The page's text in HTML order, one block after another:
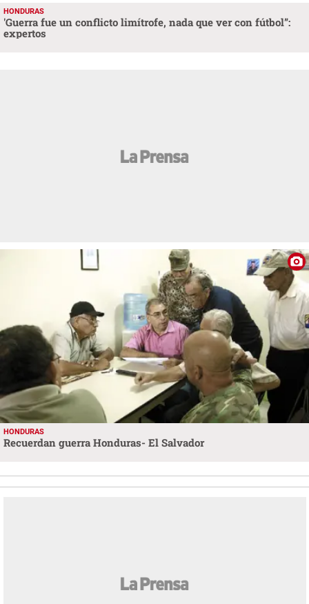
HONDURAS
'Guerra fue un conflicto limítrofe, nada que ver con fútbol”:
expertos
HONDURAS
Recuerdan guerra Honduras- El Salvador